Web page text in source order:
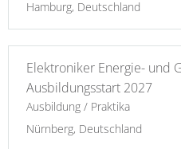
Hamburg, Deutschland
Elektroniker Energie- und
Ausbildungsstart 2027
Ausbildung / Praktika
Nürnberg, Deutschland